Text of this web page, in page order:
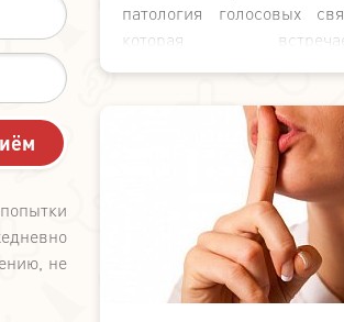
не
патология голосовых
которая
длительными
пением. В группе риска
дикторы,
экскурсоводы. Как
распознать
образования
узелков? На какие
нужно обратить